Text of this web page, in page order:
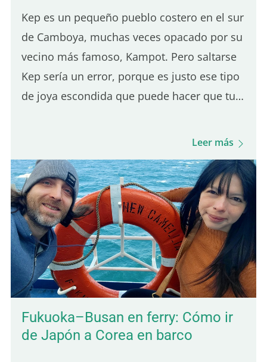
Kep es un pequeño pueblo costero en el sur
de Camboya, muchas veces opacado por su
vecino más famoso, Kampot. Pero saltarse
Kep sería un error, porque es justo ese tipo
de joya escondida que puede hacer que tu
como está a solo 30 minutos de Kampot, es
un día. De hecho, fue el primer pueblo en el
que paré al llegar a Camboya, y me
sorprendió de la mejor manera. El ambiente
es tranquilo, la vida local sigue muy
presente y el paisaje es verde y frondoso.
También encontrarás bungalows
económicos rodeados de…
Leer más
Fukuoka–Busan en ferry: Cómo ir
de Japón a Corea en barco